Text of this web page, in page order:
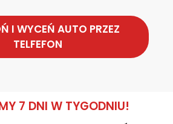
I WYCEŃ AUTO PRZEZ
TELFEFON
7 DNI W TYGODNIU!